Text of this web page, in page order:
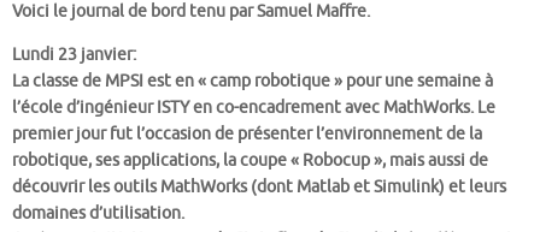
Voici le journal de bord tenu par Samuel Maffre.
Lundi 23 janvier:
La classe de MPSI est en « camp robotique » pour une semaine à
l’école d’ingénieur ISTY en co-encadrement avec MathWorks. Le
premier jour fut l’occasion de présenter l’environnement de la
robotique, ses applications, la coupe « Robocup », mais aussi de
découvrir les outils MathWorks (dont Matlab et Simulink) et leurs
domaines d’utilisation.